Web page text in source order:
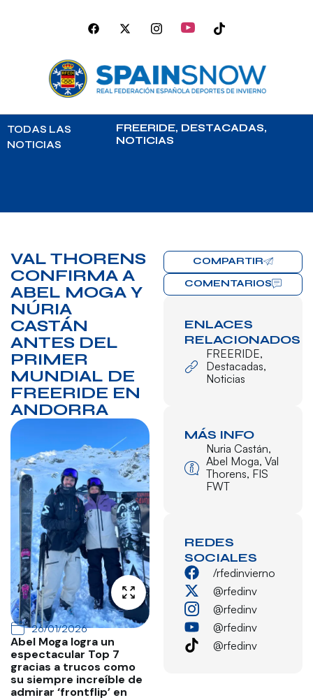
TODAS LAS
NOTICIAS
FREERIDE, DESTACADAS,
NOTICIAS
VAL THORENS
CONFIRMA A
ABEL MOGA Y
NÚRIA
CASTÁN
ANTES DEL
PRIMER
MUNDIAL DE
FREERIDE EN
ANDORRA
26/01/2026
Abel Moga logra un
espectacular Top 7
gracias a trucos como
su siempre increíble de
admirar ‘frontflip’ en
COMPARTIR
COMENTARIOS
ENLACES
RELACIONADOS
FREERIDE,
Destacadas,
Noticias
MÁS INFO
Nuria Castán,
Abel Moga, Val
Thorens, FIS
FWT
REDES
SOCIALES
/rfedinvierno
@rfedinv
@rfedinv
@rfedinv
@rfedinv